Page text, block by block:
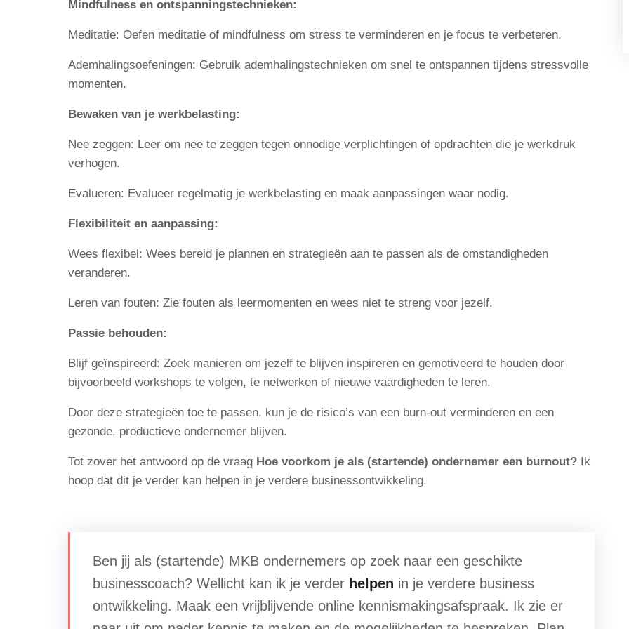
Mindfulness en ontspanningstechnieken:
Meditatie: Oefen meditatie of mindfulness om stress te verminderen en je focus te verbeteren.
Ademhalingsoefeningen: Gebruik ademhalingstechnieken om snel te ontspannen tijdens stressvolle
momenten.
Bewaken van je werkbelasting:
Nee zeggen: Leer om nee te zeggen tegen onnodige verplichtingen of opdrachten die je werkdruk
verhogen.
Evalueren: Evalueer regelmatig je werkbelasting en maak aanpassingen waar nodig.
Flexibiliteit en aanpassing:
Wees flexibel: Wees bereid je plannen en strategieën aan te passen als de omstandigheden
veranderen.
Leren van fouten: Zie fouten als leermomenten en wees niet te streng voor jezelf.
Passie behouden:
Blijf geïnspireerd: Zoek manieren om jezelf te blijven inspireren en gemotiveerd te houden door
bijvoorbeeld workshops te volgen, te netwerken of nieuwe vaardigheden te leren.
Door deze strategieën toe te passen, kun je de risico’s van een burn-out verminderen en een
gezonde, productieve ondernemer blijven.
Tot zover het antwoord op de vraag Hoe voorkom je als (startende) ondernemer een burnout? Ik
hoop dat dit je verder kan helpen in je verdere businessontwikkeling.
Ben jij als (startende) MKB ondernemers op zoek naar een geschikte
businesscoach? Wellicht kan ik je verder helpen in je verdere business
ontwikkeling. Maak een vrijblijvende online kennismakingsafspraak. Ik zie er